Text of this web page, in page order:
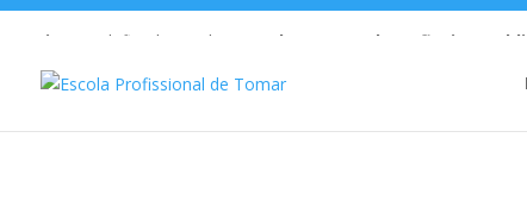
Warning : Undefined array key 1 in /home/escolaprofission/